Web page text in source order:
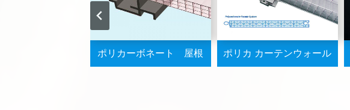
ポリカーボネート 屋根 ポリカ カーテンウォール